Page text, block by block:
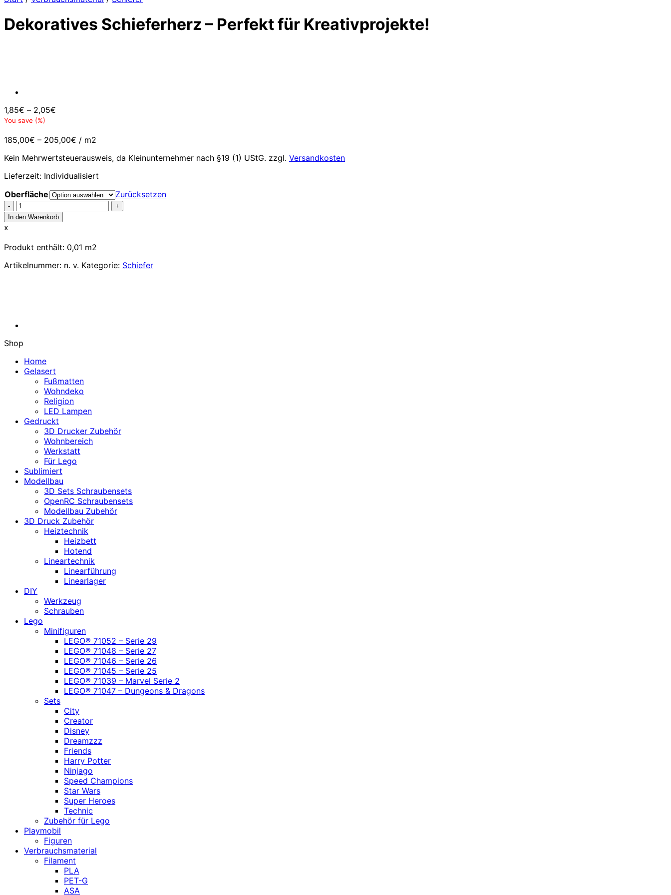
Dekoratives Schieferherz – Perfekt für Kreativprojekte!
1,85€ – 2,05€
You save (%)
185,00€ – 205,00€ / m2
Kein Mehrwertsteuerausweis, da Kleinunternehmer nach §19 (1) UStG. zzgl. Versandkosten
Lieferzeit: Individualisiert
Oberfläche
Zurücksetzen
Dekoratives
Schieferherz
-
für
Kreativprojekte!
Menge
In den Warenkorb
x
Produkt enthält: 0,01 m2
Artikelnummer: n. v. Kategorie: Schiefer
Shop
Home
Gelasert
Fußmatten
Wohndeko
Religion
LED Lampen
Gedruckt
3D Drucker Zubehör
Wohnbereich
Werkstatt
Für Lego
Sublimiert
Modellbau
3D Sets Schraubensets
OpenRC Schraubensets
Modellbau Zubehör
3D Druck Zubehör
Heiztechnik
Heizbett
Hotend
Lineartechnik
Linearführung
Linearlager
DIY
Werkzeug
Schrauben
Lego
Minifiguren
LEGO® 71052 – Serie 29
LEGO® 71048 – Serie 27
LEGO® 71046 – Serie 26
LEGO® 71045 – Serie 25
LEGO® 71039 – Marvel Serie 2
LEGO® 71047 – Dungeons & Dragons
Sets
City
Creator
Disney
Dreamzzz
Friends
Harry Potter
Ninjago
Speed Champions
Star Wars
Super Heroes
Technic
Zubehör für Lego
Playmobil
Figuren
Verbrauchsmaterial
Filament
PLA
PET-G
ASA